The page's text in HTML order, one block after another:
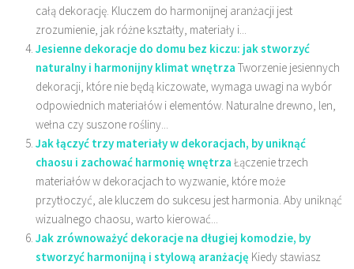
całą dekorację. Kluczem do harmonijnej aranżacji jest
zrozumienie, jak różne kształty, materiały i...
Jesienne dekoracje do domu bez kiczu: jak stworzyć
naturalny i harmonijny klimat wnętrza Tworzenie jesiennych
dekoracji, które nie będą kiczowate, wymaga uwagi na wybór
odpowiednich materiałów i elementów. Naturalne drewno, len,
wełna czy suszone rośliny...
Jak łączyć trzy materiały w dekoracjach, by uniknąć
chaosu i zachować harmonię wnętrza Łączenie trzech
materiałów w dekoracjach to wyzwanie, które może
przytłoczyć, ale kluczem do sukcesu jest harmonia. Aby uniknąć
wizualnego chaosu, warto kierować...
Jak zrównoważyć dekoracje na długiej komodzie, by
stworzyć harmonijną i stylową aranżację Kiedy stawiasz